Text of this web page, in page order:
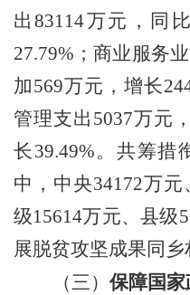
出83114万元，同
27.79% ；商业服务
加569万元，增长
管理支出 5037万元
长 39.49%。共筹措
中，中央34172万元
级15614万元、县级
展脱贫攻坚成果同乡
（三）保障国